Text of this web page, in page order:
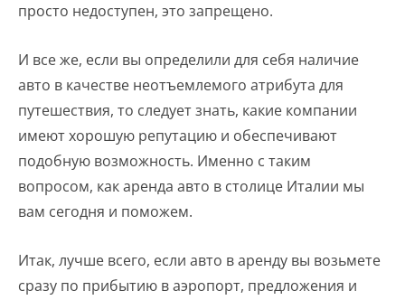
просто недоступен, это запрещено.
И все же, если вы определили для себя наличие
авто в качестве неотъемлемого атрибута для
путешествия, то следует знать, какие компании
имеют хорошую репутацию и обеспечивают
подобную возможность. Именно с таким
вопросом, как аренда авто в столице Италии мы
вам сегодня и поможем.
Итак, лучше всего, если авто в аренду вы возьмете
сразу по прибытию в аэропорт, предложения и